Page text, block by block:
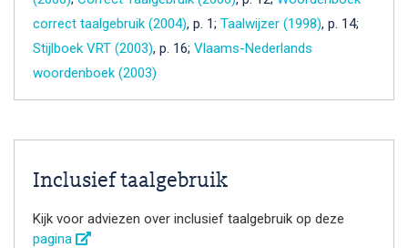
correct taalgebruik (2004), p. 1; Taalwijzer (1998), p. 14;
Stijlboek VRT (2003), p. 16; Vlaams-Nederlands
woordenboek (2003)
Inclusief taalgebruik
Kijk voor adviezen over inclusief taalgebruik op deze
pagina